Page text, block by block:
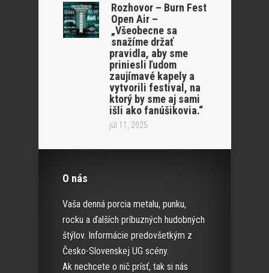
Rozhovor – Burn Fest
Open Air –
„Všeobecne sa
snažíme držať
pravidla, aby sme
priniesli ľudom
zaujímavé kapely a
vytvorili festival, na
ktorý by sme aj sami
išli ako fanúšikovia.“
júl 11, 2025
O nás
Vaša denná porcia metalu, punku,
rocku a ďalších príbuzných hudobných
štýlov. Informácie predovšetkým z
Česko-Slovenskej UG scény.
Ak nechcete o nič prísť, tak si nás